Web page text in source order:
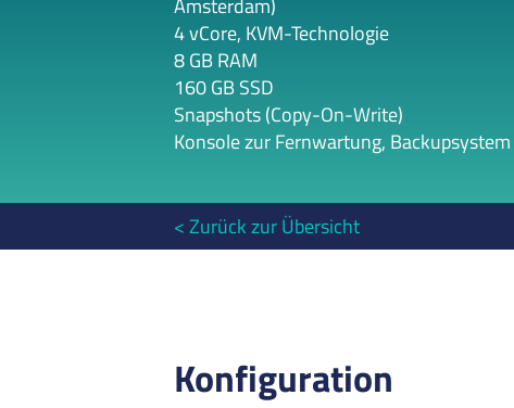
Amsterdam)
4 vCore, KVM-Technologie
8 GB RAM
160 GB SSD
Snapshots (Copy-On-Write)
Konsole zur Fernwartung,
Zurück zur Übersicht
Konfiguration